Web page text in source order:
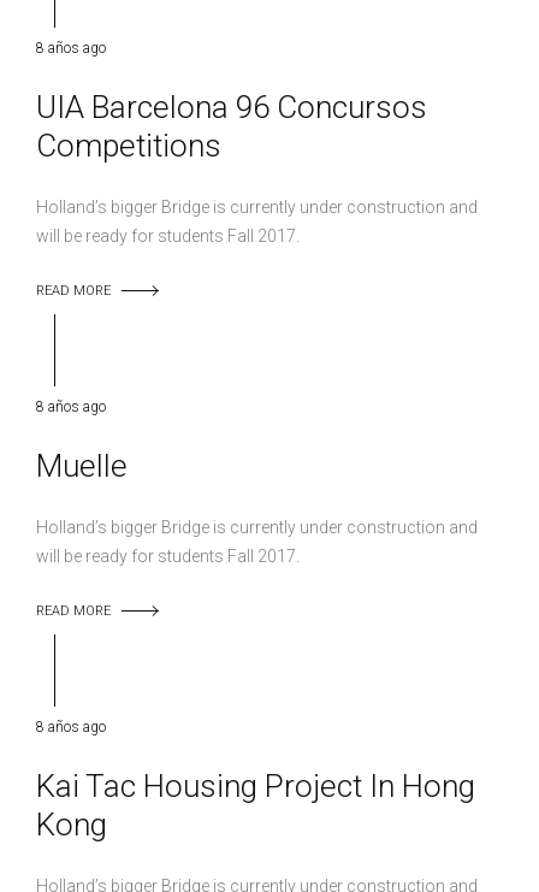
8 años ago
UIA Barcelona 96 Concursos
Competitions
Holland’s bigger Bridge is currently under construction and
will be ready for students Fall 2017.
READ MORE
8 años ago
Muelle
Holland’s bigger Bridge is currently under construction and
will be ready for students Fall 2017.
READ MORE
8 años ago
Kai Tac Housing Project In Hong
Kong
Holland’s bigger Bridge is currently under construction and